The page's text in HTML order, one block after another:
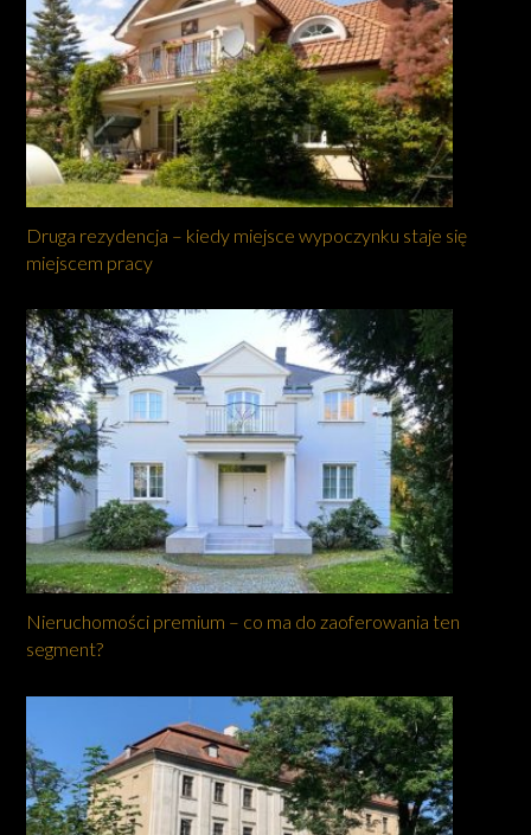
Druga rezydencja – kiedy miejsce wypoczynku staje się
miejscem pracy
Nieruchomości premium – co ma do zaoferowania ten
segment?